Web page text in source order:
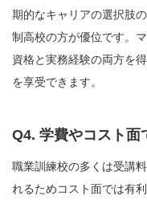
期的なキャリアの選択肢
制高校の方が優位です。
資格と実務経験の両方を
を享受できます。
Q4. 学費やコスト面
職業訓練校の多くは受講
れるためコスト面では有